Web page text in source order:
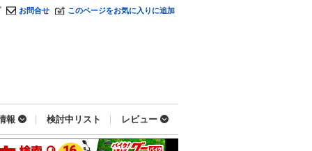
お問合せ このページをお気に入りに追加
報 検討中リスト レビュー